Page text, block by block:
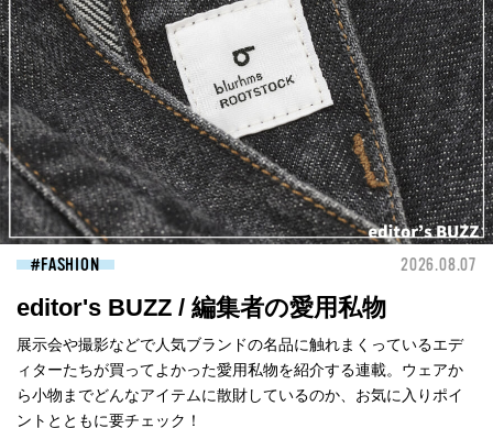
FASHION 2026.08.07
editor's BUZZ / 編集者の愛用私物
展示会や撮影などで人気ブランドの名品に触れまくっているエデ
ィターたちが買ってよかった愛用私物を紹介する連載。ウェアか
ら小物までどんなアイテムに散財しているのか、お気に入りポイ
ントとともに要チェック！